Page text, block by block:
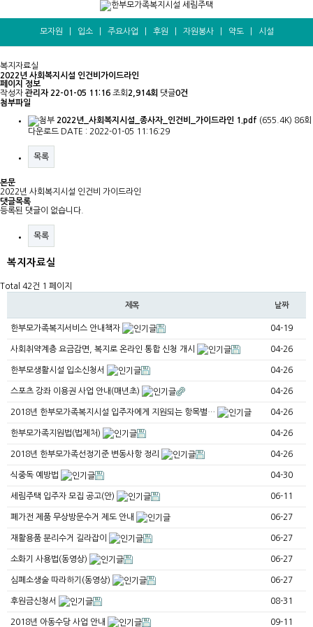
모자원 입소| 주요사업 후원 자원봉사| 약도| 시설
복지자료실
2022년 사회복지시설 인건비가이드라인
페이지 정보
작성자 관리자 22-01-05 11:16 조회 2,914회 댓글0건
첨부파일
2022년_사회복지시설_종사자_인건비_가이드라인 1.pdf (655.4K) 86회
다운로드 DATE : 2022-01-05 11:16:29
목록
본문
2022년 사회복지시설 인건비 가이드라인
댓글목록
등록된 댓글이 없습니다.
목록
복지자료실
Total 42건 1 페이지
제목 날짜
한부모가족복지서비스 안내책자 04-19
사회취약계층 요금감면, 복지로 온라인 통합 신청 개시 04-26
한부모생활시설 입소신청서 04-26
스포츠 강좌 이용권 사업 안내(매년초) 04-26
2018년 한부모가족복지시설 입주자에게 지원되는 항목별… 04-26
한부모가족지원법(법제처) 04-26
2018년 한부모가족선정기준 변동사항 정리 04-26
식중독 예방법 04-30
세림주택 입주자 모집 공고(안) 06-11
폐가전 제품 무상방문수거 제도 안내 06-27
재활용품 분리수거 길라잡이 06-27
소화기 사용법(동영상) 06-27
심폐소생술 따라하기(동영상) 06-27
후원금신청서 08-31
2018년 아동수당 사업 안내 09-11